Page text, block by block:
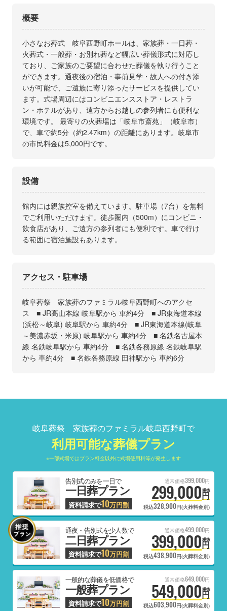
概要
小さなお葬式 岐阜西野町ホールは、家族葬・一日葬・
火葬式・一般葬・お別れ葬など幅広い葬儀形式に対応し
ており、ご家族のご要望に合わせた葬儀を執り行うこと
ができます。通夜後の宿泊・事前見学・故人への付き添
いが可能で、ご遺族に寄り添ったサービスを提供してい
ます。式場周辺にはコンビニエンスストア・レストラ
ン・ホテルがあり、遠方からお越しの参列者にも便利な
環境です。 最寄りの火葬場は「岐阜市斎苑」（岐阜市）
で、車で約5分（約2.47km）の距離にあります。岐阜市
の市民料金は5,000円です。
設備
館内には親族控室を備えています。駐車場（7台）を無料
でご利用いただけます。徒歩圏内（500m）にコンビニ・
飲食店があり、ご遠方の参列者にも便利です。車で行け
る範囲に宿泊施設もあります。
アクセス・駐車場
岐阜葬祭 家族葬のファミラル岐阜西野町へのアクセ
ス ■ JR高山本線 岐阜駅から 車約4分 ■ JR東海道本線
(浜松～岐阜) 岐阜駅から 車約4分 ■ JR東海道本線(岐阜
～美濃赤坂・米原) 岐阜駅から 車約4分 ■ 名鉄名古屋本
線 名鉄岐阜駅から 車約4分 ■ 名鉄各務原線 名鉄岐阜駅
から 車約4分 ■ 名鉄各務原線 田神駅から 車約6分
岐阜葬祭 家族葬のファミラル岐阜西野町で
利用可能な葬儀プラン
※一部式場ではプラン料金以外に式場使用料等が発生します
告別式のみを一日で
一日葬プラン
資料請求で10万円割
通常価格399,000円
299,000円
税抜
税込328,900円(火葬料金別)
通夜・告別式を少人数で
二日葬プラン
資料請求で10万円割
通常価格499,000円
399,000円
税抜
税込438,900円(火葬料金別)
一般的な葬儀を低価格で
一般葬プラン
資料請求で10万円割
通常価格649,000円
549,000円
税抜
税込603,900円(火葬料金別)